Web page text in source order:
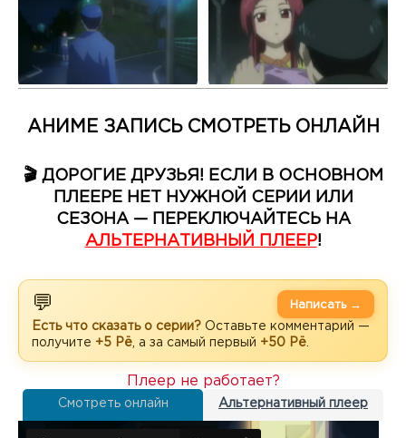
АНИМЕ ЗАПИСЬ СМОТРЕТЬ ОНЛАЙН
🎬 ДОРОГИЕ ДРУЗЬЯ! ЕСЛИ В ОСНОВНОМ
ПЛЕЕРЕ НЕТ НУЖНОЙ СЕРИИ ИЛИ
СЕЗОНА — ПЕРЕКЛЮЧАЙТЕСЬ НА
АЛЬТЕРНАТИВНЫЙ ПЛЕЕР!
💬
Есть что сказать о серии? Оставьте комментарий —
получите +5 Рё , а за самый первый +50 Рё
Написать →
Смотреть онлайн Альтернативный плеер
Плеер не работает?